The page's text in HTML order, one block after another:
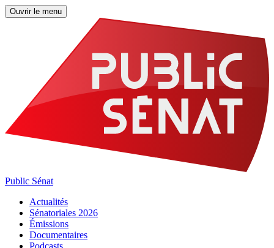
Ouvrir le menu
Public Sénat
Actualités
Sénatoriales 2026
Émissions
Documentaires